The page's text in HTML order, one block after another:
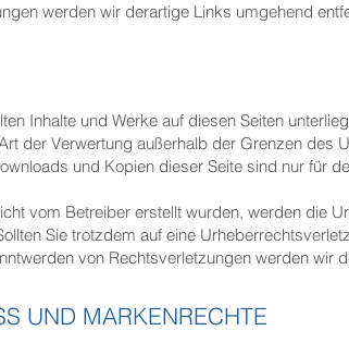
werden wir derartige Links umgehend
Inhalte und Werke auf diesen Seiten
der Verwertung außerhalb der Grenzen
und Kopien dieser Seite sind nur für
vom Betreiber erstellt wurden, werden die
Sie trotzdem auf eine
von Rechtsverletzungen werden wir
UND MARKENRECHTE